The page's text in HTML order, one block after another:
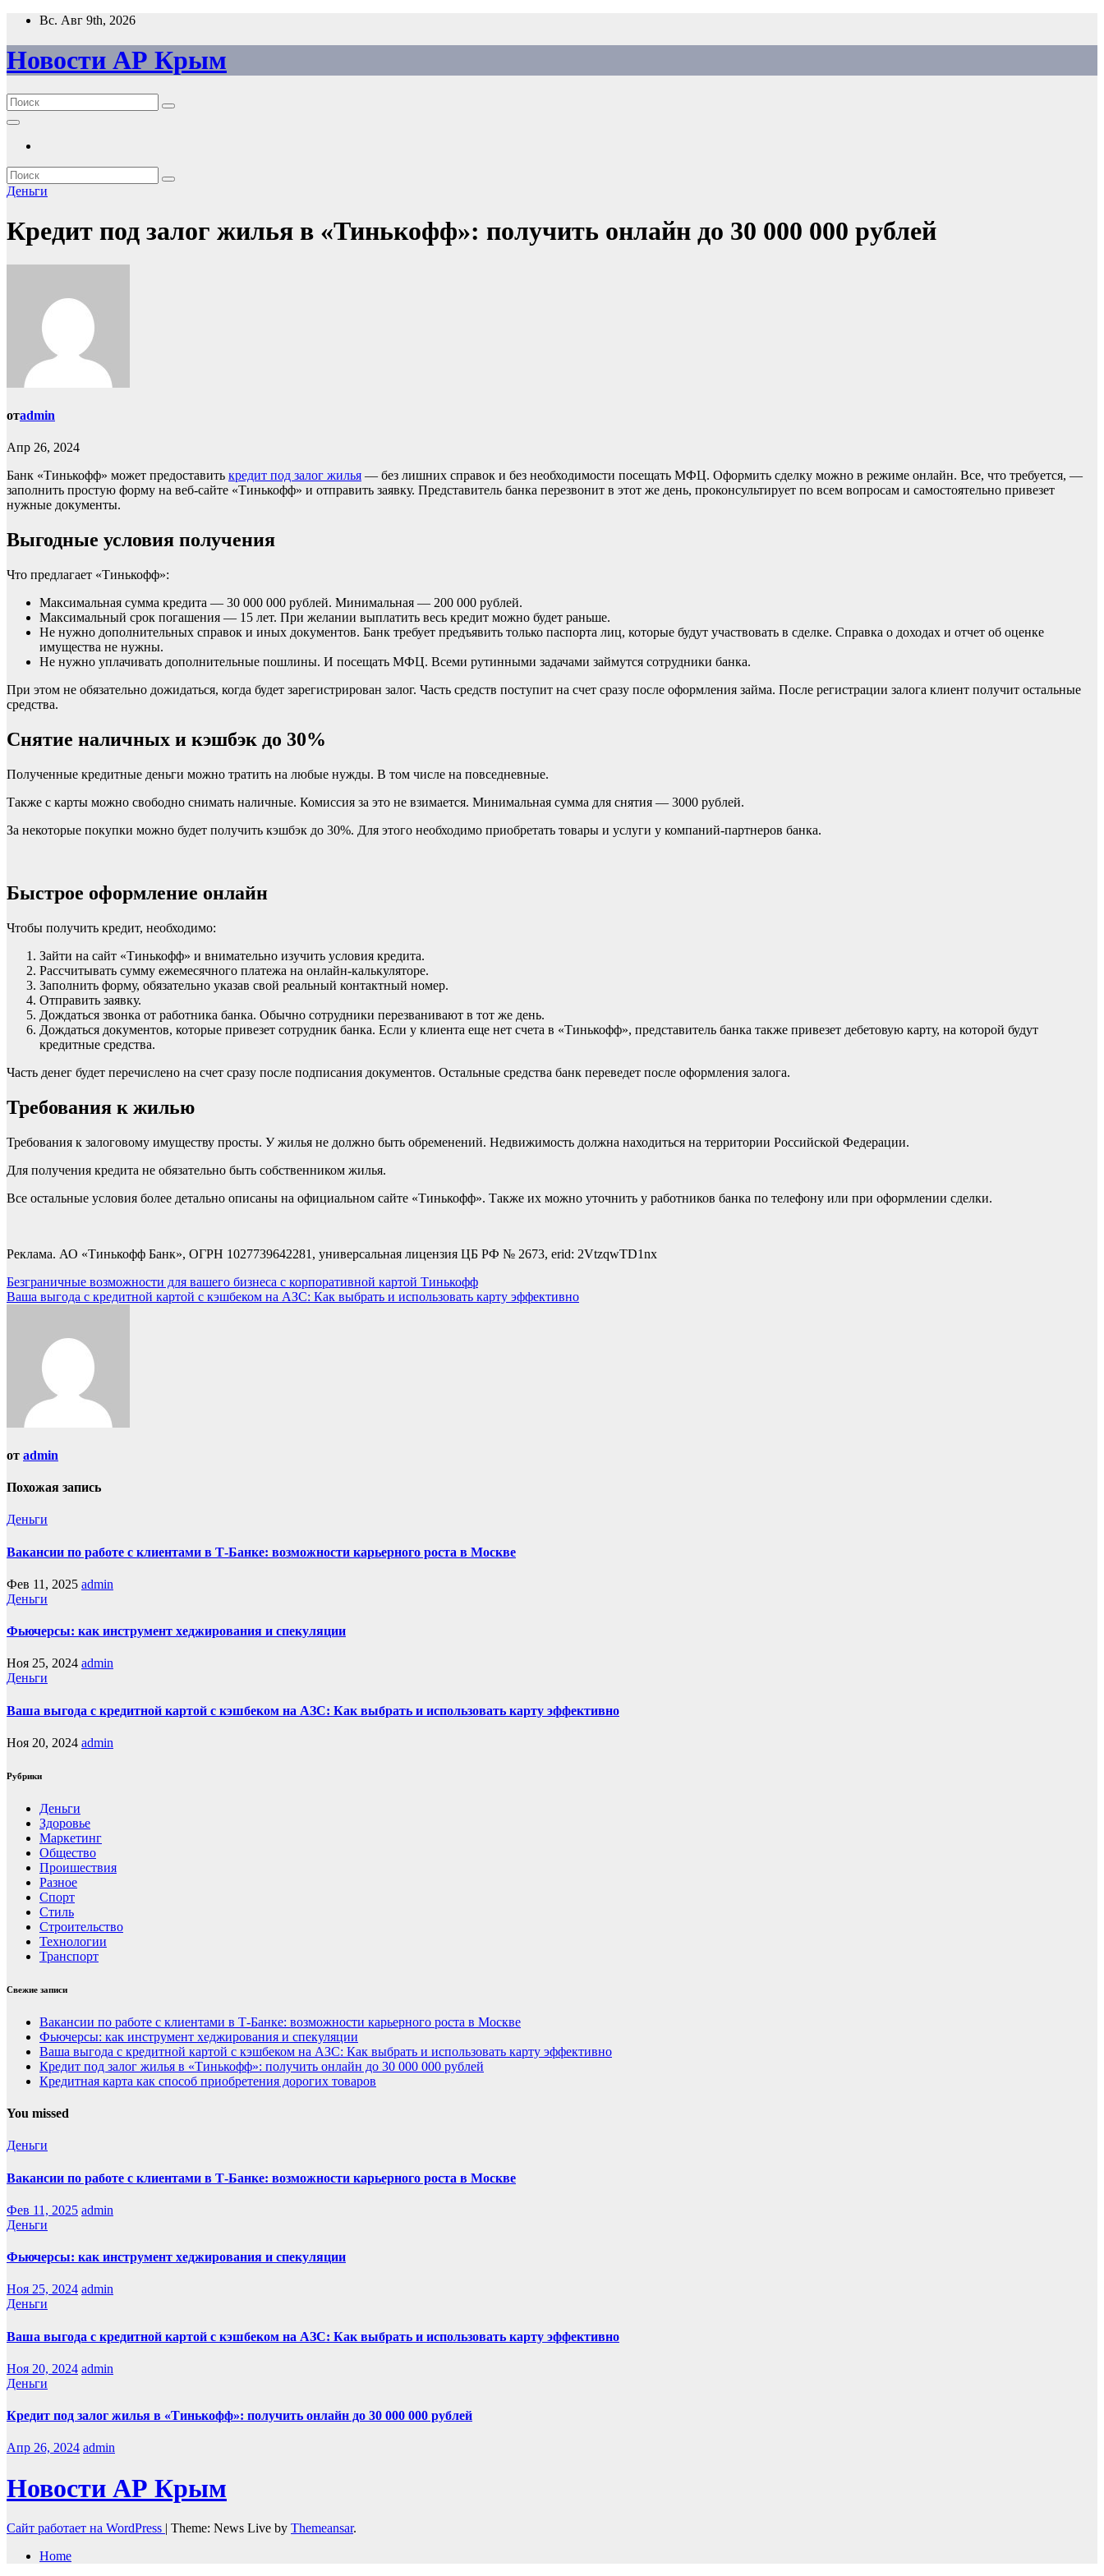
Перейти
содержимому
Вс. Авг 9th, 2026
Новости АР Крым
Деньги
Кредит под залог жилья в «Тинькофф»: получить онлайн до 30 000 000 рублей
отadmin
Апр 26, 2024
Банк «Тинькофф» может предоставить кредит под залог жилья — без лишних справок и без необходимости посещать МФЦ. Оформить сделку можно в режиме онлайн. Все, что требуется, —
заполнить простую форму на веб-сайте «Тинькофф» и отправить заявку. Представитель банка перезвонит в этот же день, проконсультирует по всем вопросам и самостоятельно привезет
нужные документы.
Выгодные условия получения
Что предлагает «Тинькофф»:
Максимальная сумма кредита — 30 000 000 рублей. Минимальная — 200 000 рублей.
Максимальный срок погашения — 15 лет. При желании выплатить весь кредит можно будет раньше.
Не нужно дополнительных справок и иных документов. Банк требует предъявить только паспорта лиц, которые будут участвовать в сделке. Справка о доходах и отчет об оценке
имущества не нужны.
Не нужно уплачивать дополнительные пошлины. И посещать МФЦ. Всеми рутинными задачами займутся сотрудники банка.
При этом не обязательно дожидаться, когда будет зарегистрирован залог. Часть средств поступит на счет сразу после оформления займа. После регистрации залога клиент получит остальные
средства.
Снятие наличных и кэшбэк до 30%
Полученные кредитные деньги можно тратить на любые нужды. В том числе на повседневные.
Также с карты можно свободно снимать наличные. Комиссия за это не взимается. Минимальная сумма для снятия — 3000 рублей.
За некоторые покупки можно будет получить кэшбэк до 30%. Для этого необходимо приобретать товары и услуги у компаний-партнеров банка.
Быстрое оформление онлайн
Чтобы получить кредит, необходимо:
Зайти на сайт «Тинькофф» и внимательно изучить условия кредита.
Рассчитывать сумму ежемесячного платежа на онлайн-калькуляторе.
Заполнить форму, обязательно указав свой реальный контактный номер.
Отправить заявку.
Дождаться звонка от работника банка. Обычно сотрудники перезванивают в тот же день.
Дождаться документов, которые привезет сотрудник банка. Если у клиента еще нет счета в «Тинькофф», представитель банка также привезет дебетовую карту, на которой будут
кредитные средства.
Часть денег будет перечислено на счет сразу после подписания документов. Остальные средства банк переведет после оформления залога.
Требования к жилью
Требования к залоговому имуществу просты. У жилья не должно быть обременений. Недвижимость должна находиться на территории Российской Федерации.
Для получения кредита не обязательно быть собственником жилья.
Все остальные условия более детально описаны на официальном сайте «Тинькофф». Также их можно уточнить у работников банка по телефону или при оформлении сделки.
Реклама. АО «Тинькофф Банк», ОГРН 1027739642281, универсальная лицензия ЦБ РФ № 2673, erid: 2VtzqwTD1nx
Навигация
по
Безграничные возможности для вашего бизнеса с корпоративной картой Тинькофф
Ваша выгода с кредитной картой с кэшбеком на АЗС: Как выбрать и использовать карту эффективно
от admin
Похожая запись
Деньги
Вакансии по работе с клиентами в Т-Банке: возможности карьерного роста в Москве
Фев 11, 2025 admin
Деньги
Фьючерсы: как инструмент хеджирования и спекуляции
Ноя 25, 2024 admin
Деньги
Ваша выгода с кредитной картой с кэшбеком на АЗС: Как выбрать и использовать карту эффективно
Ноя 20, 2024 admin
Рубрики
Деньги
Здоровье
Маркетинг
Общество
Проишествия
Разное
Спорт
Стиль
Строительство
Технологии
Транспорт
Свежие записи
Вакансии по работе с клиентами в Т-Банке: возможности карьерного роста в Москве
Фьючерсы: как инструмент хеджирования и спекуляции
Ваша выгода с кредитной картой с кэшбеком на АЗС: Как выбрать и использовать карту эффективно
Кредит под залог жилья в «Тинькофф»: получить онлайн до 30 000 000 рублей
Кредитная карта как способ приобретения дорогих товаров
You missed
Деньги
Вакансии по работе с клиентами в Т-Банке: возможности карьерного роста в Москве
Фев 11, 2025 admin
Деньги
Фьючерсы: как инструмент хеджирования и спекуляции
Ноя 25, 2024 admin
Деньги
Ваша выгода с кредитной картой с кэшбеком на АЗС: Как выбрать и использовать карту эффективно
Ноя 20, 2024 admin
Деньги
Кредит под залог жилья в «Тинькофф»: получить онлайн до 30 000 000 рублей
Апр 26, 2024 admin
Новости АР Крым
Сайт работает на WordPress | Theme: News Live by Themeansar.
Home